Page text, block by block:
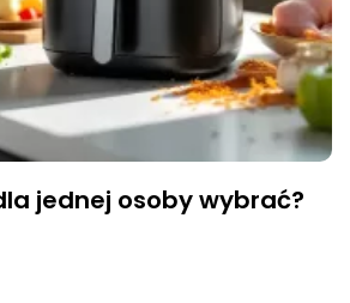
jednej osoby wybrać?